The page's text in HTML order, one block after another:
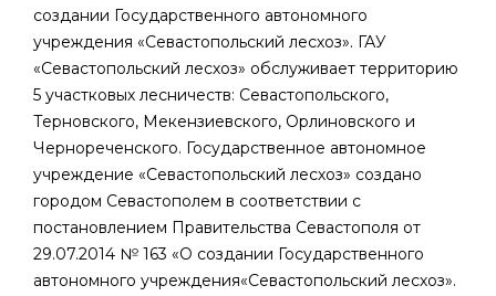
создании Государственного автономного
учреждения «Севастопольский лесхоз». ГАУ
«Севастопольский лесхоз» обслуживает территорию
5 участковых лесничеств: Севастопольского,
Терновского, Мекензиевского, Орлиновского и
Чернореченского. Государственное автономное
учреждение «Севастопольский лесхоз» создано
городом Севастополем в соответствии с
постановлением Правительства Севастополя от
29.07.2014 № 163 «О создании Государственного
автономного учреждения«Севастопольский лесхоз».